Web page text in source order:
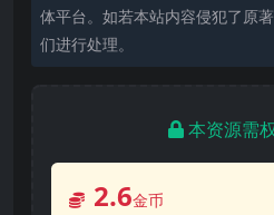
体平台。如若本站内容侵犯了原
们进行处理。
本资源需
2.6金币